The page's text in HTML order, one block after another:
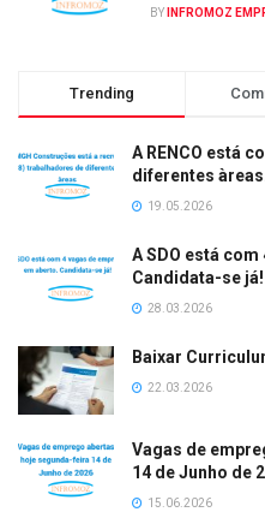
BY INFROMOZ
Trending
A RENCO está
diferentes
19.05.2026
A SDO está
Candidata-se já!
28.03.2026
Baixar
22.03.2026
Vagas de
14 de Junho de
15.06.2026